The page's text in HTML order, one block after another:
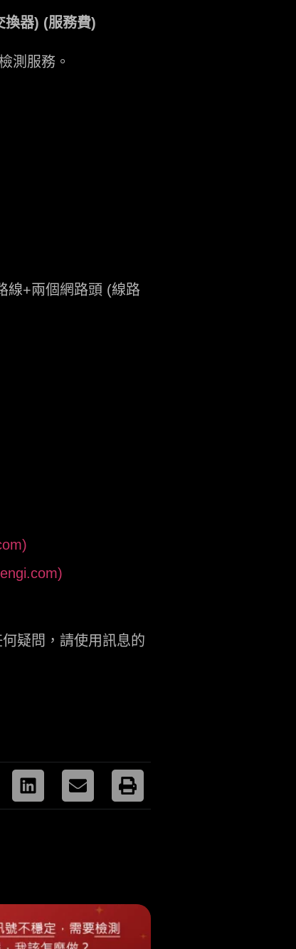
換器) (服務費)
測服務。
線+兩個網路頭 (線路
疑問，請使用訊息的